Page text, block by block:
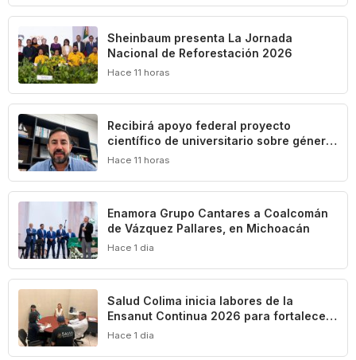
Sheinbaum presenta La Jornada
Nacional de Reforestación 2026
Hace 11 horas
Recibirá apoyo federal proyecto
científico de universitario sobre género,
diversidad sexual y trabajo en el turismo
Hace 11 horas
Enamora Grupo Cantares a Coalcomán
de Vázquez Pallares, en Michoacán
Hace 1 dia
Salud Colima inicia labores de la
Ensanut Continua 2026 para fortalecer
las políticas en beneficio de la
Hace 1 dia